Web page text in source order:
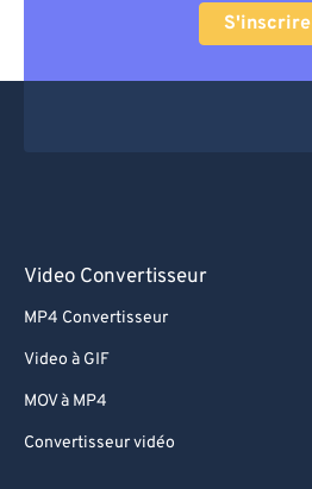
S'inscrire
Video Convertisseur
MP4 Convertisseur
Video à GIF
MOV à MP4
Convertisseur vidéo